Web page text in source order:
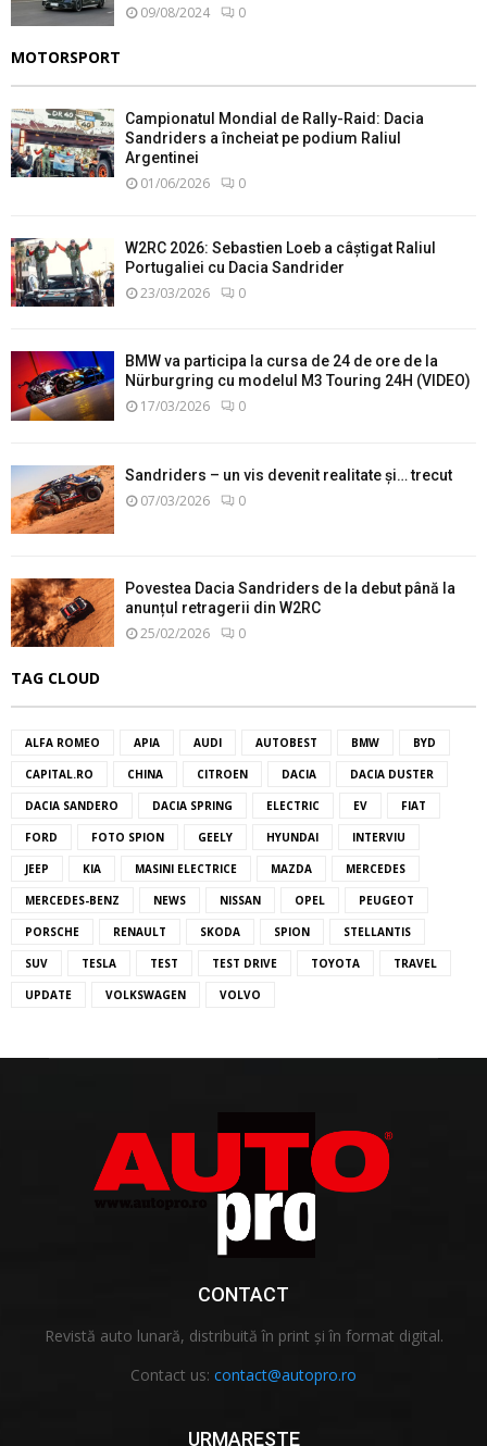
09/08/2024 0
MOTORSPORT
Campionatul Mondial de Rally-Raid: Dacia
Sandriders a încheiat pe podium Raliul
Argentinei
01/06/2026 0
W2RC 2026: Sebastien Loeb a câștigat Raliul
Portugaliei cu Dacia Sandrider
23/03/2026 0
BMW va participa la cursa de 24 de ore de la
Nürburgring cu modelul M3 Touring 24H (VIDEO)
17/03/2026 0
Sandriders – un vis devenit realitate și… trecut
07/03/2026 0
Povestea Dacia Sandriders de la debut până la
anunțul retragerii din W2RC
25/02/2026 0
TAG CLOUD
ALFA ROMEO APIA AUDI AUTOBEST BMW BYD
CAPITAL.RO CHINA CITROEN DACIA DACIA DUSTER
DACIA SANDERO DACIA SPRING ELECTRIC EV FIAT
FORD FOTO SPION GEELY HYUNDAI INTERVIU
JEEP KIA MASINI ELECTRICE MAZDA MERCEDES
MERCEDES-BENZ NEWS NISSAN OPEL PEUGEOT
PORSCHE RENAULT SKODA SPION STELLANTIS
SUV TESLA TEST TEST DRIVE TOYOTA TRAVEL
UPDATE VOLKSWAGEN VOLVO
CONTACT
Revistă auto lunară, distribuită în print și în format digital.
Contact us: contact@autopro.ro
URMARESTE